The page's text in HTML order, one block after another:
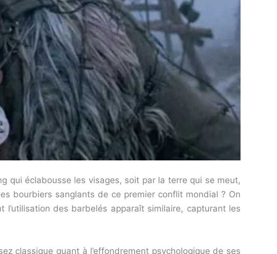
qui éclabousse les visages, soit par la terre qui se meut,
bourbiers sanglants de ce premier conflit mondial ? On
l’utilisation des barbelés apparaît similaire, capturant les
classique quant à l’effondrement psychologique de ses